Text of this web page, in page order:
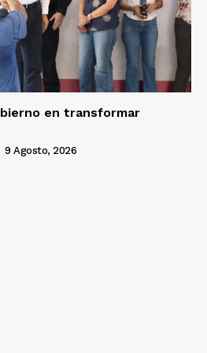
en transformar
9 Agosto, 2026